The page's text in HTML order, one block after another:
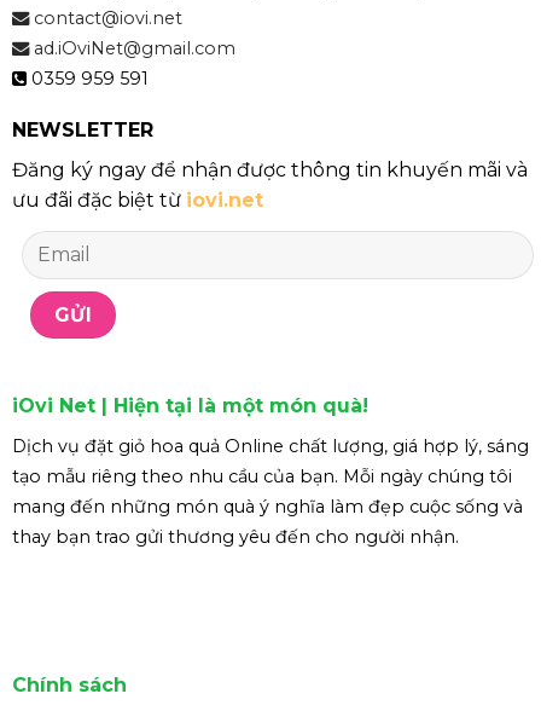
contact@iovi.net
ad.iOviNet@gmail.com
0359 959 591
NEWSLETTER
Đăng ký ngay để nhận được thông tin khuyến mãi và
ưu đãi đặc biệt từ iovi.net
iOvi Net | Hiện tại là một món quà!
Dịch vụ đặt giỏ hoa quả Online chất lượng, giá hợp lý, sáng
tạo mẫu riêng theo nhu cầu của bạn. Mỗi ngày chúng tôi
mang đến những món quà ý nghĩa làm đẹp cuộc sống và
thay bạn trao gửi thương yêu đến cho người nhận.
Chính sách